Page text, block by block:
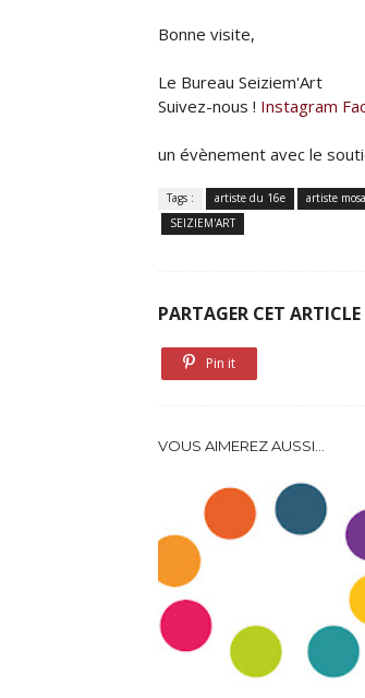
Bonne visite,
Le Bureau Seiziem'Art
Suivez-nous ! Instagram
un évènement avec le
Tags : artiste du 16e artiste
SEIZIEM'ART
PARTAGER CET ARTICLE
Pin it
VOUS AIMEREZ AUSSI...